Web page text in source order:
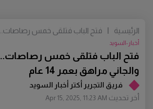
فريق التجرير أكتر أخبار السويد
أخر تحديث Apr 15, 2025, 11:23 AM
فتح الباب فتلقى خمس رصاصات..
والجاني مراهق بعمر 14 عام
أخبار-السويد
الرئيسية |